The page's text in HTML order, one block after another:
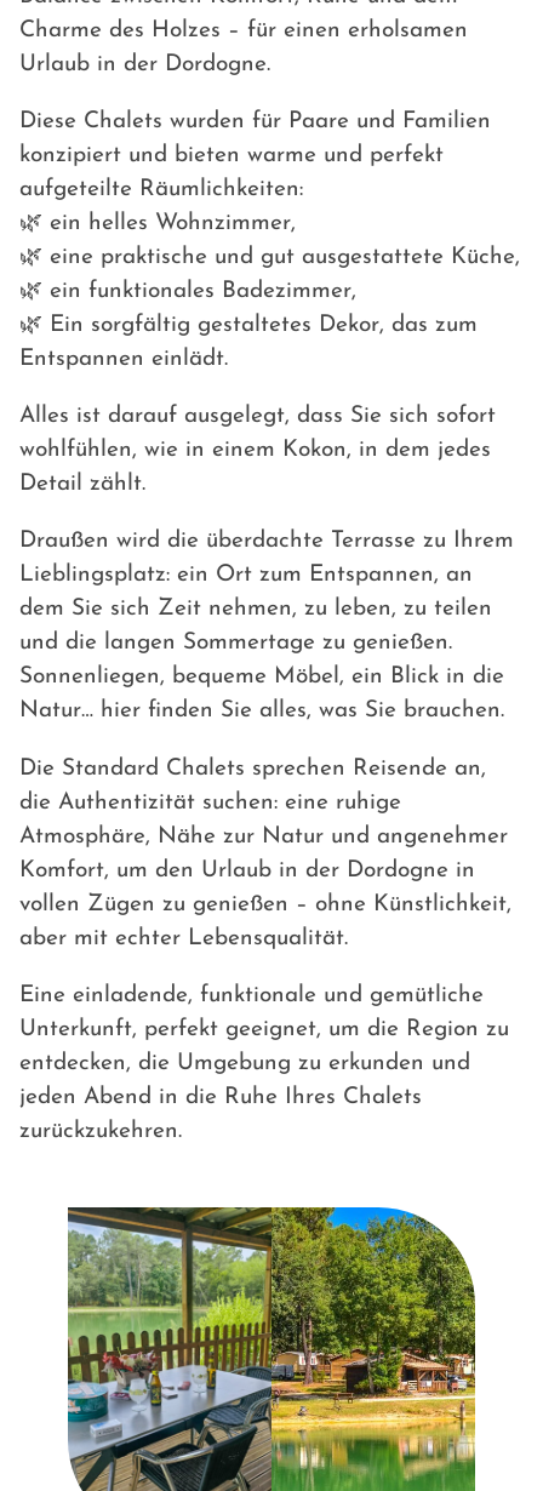
Charme des Holzes – für einen erholsamen
Urlaub in der Dordogne.
Diese Chalets wurden für Paare und Familien
konzipiert und bieten warme und perfekt
aufgeteilte Räumlichkeiten:
🌿 ein helles Wohnzimmer,
🌿 eine praktische und gut ausgestattete Küche,
🌿 ein funktionales Badezimmer,
🌿 Ein sorgfältig gestaltetes Dekor, das zum
Entspannen einlädt.
Alles ist darauf ausgelegt, dass Sie sich sofort
wohlfühlen, wie in einem Kokon, in dem jedes
Detail zählt.
Draußen wird die überdachte Terrasse zu Ihrem
Lieblingsplatz: ein Ort zum Entspannen, an
dem Sie sich Zeit nehmen, zu leben, zu teilen
und die langen Sommertage zu genießen.
Sonnenliegen, bequeme Möbel, ein Blick in die
Natur… hier finden Sie alles, was Sie brauchen.
Die Standard Chalets sprechen Reisende an,
die Authentizität suchen: eine ruhige
Atmosphäre, Nähe zur Natur und angenehmer
Komfort, um den Urlaub in der Dordogne in
vollen Zügen zu genießen – ohne Künstlichkeit,
aber mit echter Lebensqualität.
Eine einladende, funktionale und gemütliche
Unterkunft, perfekt geeignet, um die Region zu
entdecken, die Umgebung zu erkunden und
jeden Abend in die Ruhe Ihres Chalets
zurückzukehren.